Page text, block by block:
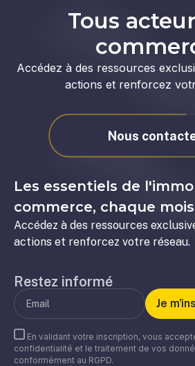
Tous
Accédez à des ressources
actions et renforcez
Nous
Les essentiels de
commerce, chaque
Accédez à des ressources
actions et renforcez votre réseau.
Restez informé
En validant votre inscription, vous
confidentialité et le traitement de vos
conformément au RGPD.